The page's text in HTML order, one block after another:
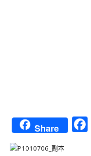
Share